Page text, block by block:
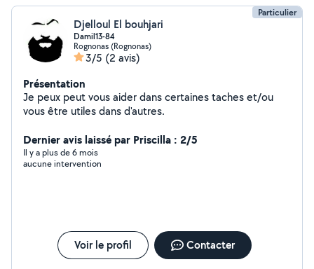
Particulier
Djelloul El bouhjari
Damil13-84
Rognonas (Rognonas)
3/5 (2 avis)
Présentation
Je peux peut vous aider dans certaines taches et/ou
vous être utiles dans d'autres.
Dernier avis laissé par Priscilla : 2/5
Il y a plus de 6 mois
aucune intervention
Voir le profil Contacter